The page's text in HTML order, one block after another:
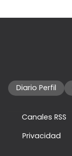
Diario Perfil
Canales RSS
Privacidad